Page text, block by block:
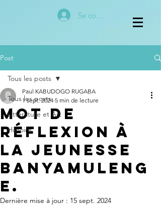
Se connecter
Post
Tous les posts
Littérature et Art
Histoire
Tous les posts
Mot de
réflexion à
la jeunesse
Banyamuleng
e.
Paul KABUDOGO RUGABA
1 sept. 2024 5 min de lecture
Dernière mise à jour : 15 sept. 2024